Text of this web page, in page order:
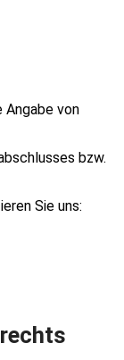
Angabe von
bzw.
Sie uns: